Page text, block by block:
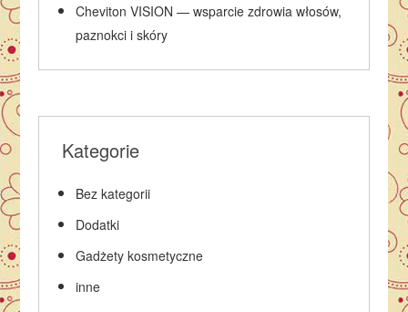
Cheviton VISION — wsparcie zdrowia włosów,
paznokci i skóry
Kategorie
Bez kategorii
Dodatki
Gadżety kosmetyczne
inne